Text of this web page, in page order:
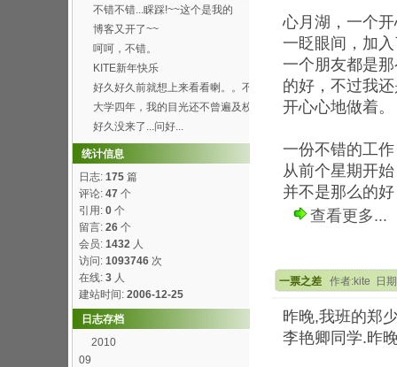
心月湖，一个
一眨眼间，加
一个朋友都是
的好，不过我
开心心地做着。
一份不错的工作
从前个星期开
并不是那么的
查看更多...
一票之差 作者:kite 日
昨晚,我班的郑
李艳卿同学.昨
弄这样的空间。呵呵
不错不错...睬踩!~~这个是我的
http://h...
博客又开了~~
呵呵，不错。
KITE新年快乐
好久好久前就想上来看看喇。。不
过总是打开了首页进不...
大学四年，我的目光还不曾遍及校
园的每个角落，就快要...
好久没来了...问好...
统计信息
日志: 175 篇
评论: 47 个
引用: 0 个
留言: 26 个
会员: 1432 人
访问: 1093746 次
在线: 3 人
建站时间: 2006-12-25
日志存档
2010
09